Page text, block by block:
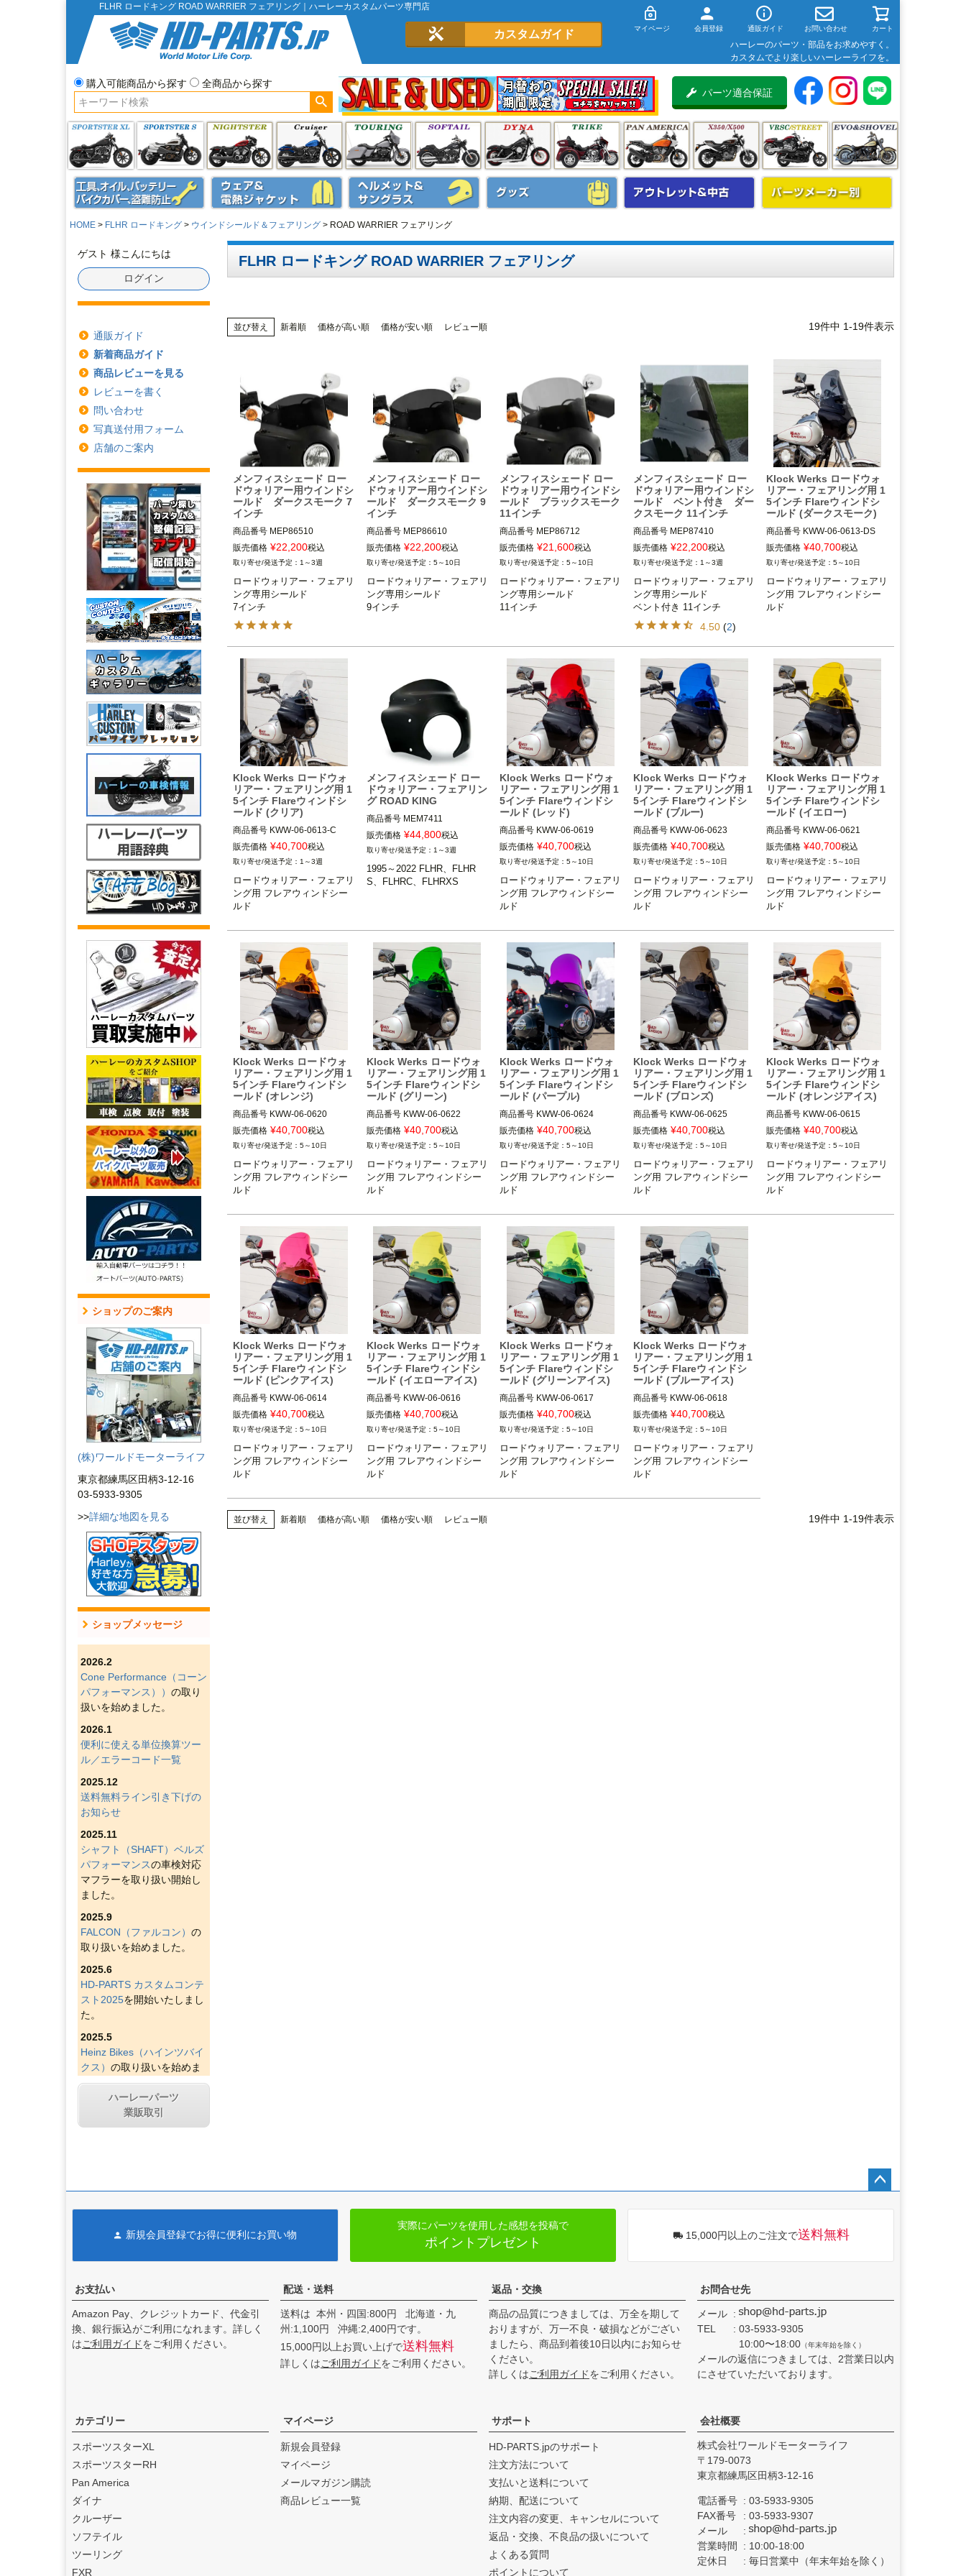
FLHR ロードキング ROAD WARRIER フェアリング｜ハーレーカスタムパーツ専門店
カスタムガイド マイページ 会員登録 通販ガイド お問い合わせ カート
ハーレーのパーツ・部品をお求めやすく。
カスタムでより楽しいハーレーライフを。
購入可能商品から探す
全商品から探す
パーツ適合保証
HOME FLHR ロードキング ウインドシールド＆フェアリング ROAD WARRIER フェアリング
ゲスト 様こんにちは
ログイン
通販ガイド
新着商品ガイド
商品レビューを見る
レビューを書く
問い合わせ
写真送付用フォーム
店舗のご案内
ショップのご案内
(株)ワールドモーターライフ
東京都練馬区田柄3-12-16
03-5933-9305
>>詳細な地図を見る
ショップメッセージ
2026.2
Cone Performance（コーン
パフォーマンス）） の取り
扱いを始めました。
2026.1
便利に使える単位換算ツー
ル／エラーコード一覧
2025.12
送料無料ライン引き下げの
お知らせ
2025.11
シャフト（SHAFT）ベルズ
パフォーマンスの車検対応
マフラーを取り扱い開始し
ました。
2025.9
FALCON（ファルコン） の
取り扱いを始めました。
2025.6
HD-PARTS カスタムコンテ
スト2025を開始いたしまし
た。
2025.5
Heinz Bikes（ハインツバイ
クス） の取り扱いを始めま
した。
2025.4
Figurati Designs（フィグラ
D&D エキゾースト（ディー
た。
feture ヘルメット（フュー
チャーヘルメット）の取り
扱いを始めました。
ました。
2024.12
s（ブローパフォーマンスエ
キゾースト）
始めました。
2024.11
By City（バイ シティ）
本総代理店となりました。
ハーレーパーツ
業販取引
FLHR ロードキング ROAD WARRIER フェアリング
並び替え 新着順 価格が高い順 価格が安い順 レビュー順 19件中 1-19件表示
メンフィスシェード ロー
ドウォリアー用ウインドシ
ールド ダークスモーク 7
インチ
商品番号 MEP86510
メーカー型番：MEP86510,B型
番：ME1187,D型番：2350-04
43
ロードウォリアー・フェアリン
グ用
ェード)
販売価格 ¥22,200税込
1～3週
ロードウォリアー・フェアリ
ング専用シールド
7インチ
メンフィスシェード ロー
ドウォリアー用ウインドシ
ールド ダークスモーク 9
インチ
商品番号 MEP86610
メーカー型番：MEP86610,B型
番：ME1188,D型番：2350-04
44
ロードウォリアー・フェアリン
グ用
ェード)
販売価格 ¥22,200税込
5～10日
ロードウォリアー・フェアリ
ング専用シールド
9インチ
メンフィスシェード ロー
ドウォリアー用ウインドシ
ールド ブラックスモーク
11インチ
商品番号 MEP86712
メーカー型番：MEP86712,B型
番：ME1191,D型番：2350-04
46
ロードウォリアー・フェアリン
グ装着車
ェード)
販売価格 ¥21,600税込
5～10日
ロードウォリアー・フェアリ
ング専用シールド
11インチ
メンフィスシェード ロー
ドウォリアー用ウインドシ
ールド ベント付き ダー
クスモーク 11インチ
商品番号 MEP87410
メーカー型番：MEP87410,B型
番：ME1201,D型番：2350-04
61
ロードウォリアー・フェアリン
グ装着車
Memphis Shade(メンフィスシ
ェード)
販売価格 ¥22,200税込
1～3週
ロードウォリアー・フェアリ
ング専用シールド
ベント付き 11インチ
4.50(2)
Klock Werks ロードウォ
リアー・フェアリング用 1
5インチ Flareウィンドシ
ールド (ダークスモーク)
商品番号 KWW-06-0613-DS
3OT：2310-1012
販売価格 ¥40,700税込
5～10日
ロードウォリアー・フェアリ
ング用 フレアウィンドシー
ルド
Klock Werks ロードウォ
リアー・フェアリング用 1
5インチ Flareウィンドシ
ールド (クリア)
商品番号 KWW-06-0613-C
3OT：2310-1011
販売価格 ¥40,700税込
1～3週
ロードウォリアー・フェアリ
ング用 フレアウィンドシー
ルド
メンフィスシェード ロー
ドウォリアー・フェアリン
グ ROAD KING
商品番号 MEM7411
3OT：2320-0237
1995～2022 FLHR、FLHRS、
FLHRC、FLHRXS
販売価格 ¥44,800税込
1～3週
1995～2022 FLHR、FLHR
Klock Werks ロードウォ
リアー・フェアリング用 1
5インチ Flareウィンドシ
ールド (レッド)
商品番号 KWW-06-0619
3OT：2310-1018
販売価格 ¥40,700税込
5～10日
ロードウォリアー・フェアリ
ング用 フレアウィンドシー
ルド
Klock Werks ロードウォ
リアー・フェアリング用 1
5インチ Flareウィンドシ
ールド (ブルー)
商品番号 KWW-06-0623
3OT：2310-1022
販売価格 ¥40,700税込
5～10日
ロードウォリアー・フェアリ
ング用 フレアウィンドシー
ルド
Klock Werks ロードウォ
リアー・フェアリング用 1
5インチ Flareウィンドシ
ールド (イエロー)
商品番号 KWW-06-0621
3OT：2310-1020
販売価格 ¥40,700税込
5～10日
ロードウォリアー・フェアリ
ング用 フレアウィンドシー
ルド
Klock Werks ロードウォ
リアー・フェアリング用 1
5インチ Flareウィンドシ
ールド (オレンジ)
商品番号 KWW-06-0620
3OT：2310-1019
販売価格 ¥40,700税込
5～10日
ロードウォリアー・フェアリ
ング用 フレアウィンドシー
ルド
Klock Werks ロードウォ
リアー・フェアリング用 1
5インチ Flareウィンドシ
ールド (グリーン)
商品番号 KWW-06-0622
3OT：2310-1021
販売価格 ¥40,700税込
5～10日
ロードウォリアー・フェアリ
ング用 フレアウィンドシー
ルド
Klock Werks ロードウォ
リアー・フェアリング用 1
5インチ Flareウィンドシ
ールド (パープル)
商品番号 KWW-06-0624
3OT：2310-1023
販売価格 ¥40,700税込
5～10日
ロードウォリアー・フェアリ
ング用 フレアウィンドシー
ルド
Klock Werks ロードウォ
リアー・フェアリング用 1
5インチ Flareウィンドシ
ールド (ブロンズ)
商品番号 KWW-06-0625
3OT：2310-1024
販売価格 ¥40,700税込
5～10日
ロードウォリアー・フェアリ
ング用 フレアウィンドシー
ルド
Klock Werks ロードウォ
リアー・フェアリング用 1
5インチ Flareウィンドシ
ールド (オレンジアイス)
商品番号 KWW-06-0615
3OT：2310-1014
販売価格 ¥40,700税込
5～10日
ロードウォリアー・フェアリ
ング用 フレアウィンドシー
ルド
Klock Werks ロードウォ
リアー・フェアリング用 1
5インチ Flareウィンドシ
ールド (ピンクアイス)
商品番号 KWW-06-0614
3OT：2310-1013
販売価格 ¥40,700税込
5～10日
ロードウォリアー・フェアリ
ング用 フレアウィンドシー
ルド
Klock Werks ロードウォ
リアー・フェアリング用 1
5インチ Flareウィンドシ
ールド (イエローアイス)
商品番号 KWW-06-0616
3OT：2310-1015
販売価格 ¥40,700税込
5～10日
ロードウォリアー・フェアリ
ング用 フレアウィンドシー
ルド
Klock Werks ロードウォ
リアー・フェアリング用 1
5インチ Flareウィンドシ
ールド (グリーンアイス)
商品番号 KWW-06-0617
3OT：2310-1016
販売価格 ¥40,700税込
5～10日
ロードウォリアー・フェアリ
ング用 フレアウィンドシー
ルド
Klock Werks ロードウォ
リアー・フェアリング用 1
5インチ Flareウィンドシ
ールド (ブルーアイス)
商品番号 KWW-06-0618
3OT：2310-1017
販売価格 ¥40,700税込
5～10日
ロードウォリアー・フェアリ
ング用 フレアウィンドシー
ルド
並び替え 新着順 価格が高い順 価格が安い順 レビュー順 19件中 1-19件表示
新規会員登録でお得に便利にお買い物
実際にパーツを使用した感想を投稿で
ポイントプレゼント 15,000円以上のご注文で送料無料
お支払い
Amazon Pay、クレジットカード、代金引
換、銀行振込がご利用になれます。詳しく
はご利用ガイドをご利用ください。
配送・送料
送料は 本州・四国:800円 北海道・九
州:1,100円 沖縄:2,400円です。
15,000円以上お買い上げで送料無料
詳しくはご利用ガイドをご利用ください。
返品・交換
商品の品質につきましては、万全を期して
おりますが、万一不良・破損などがござい
ましたら、商品到着後10日以内にお知らせ
ください。
詳しくはご利用ガイドをご利用ください。
お問合せ先
メール
TEL
03-5933-9305
10:00〜18:00 （年末年始を除く）
メールの返信につきましては、2営業日以内
にさせていただいております。
カテゴリー
スポーツスターXL
スポーツスターRH
Pan America
ダイナ
クルーザー
ソフテイル
ツーリング
FXR
マイページ
新規会員登録
マイページ
メールマガジン購読
商品レビュー一覧
サポート
HD-PARTS.jpのサポート
注文方法について
支払いと送料について
納期、配送について
注文内容の変更、キャンセルについて
返品・交換、不良品の扱いについて
よくある質問
ポイントについて
会社概要
株式会社ワールドモーターライフ
179-0073
東京都練馬区田柄3-12-16
電話番号
03-5933-9305
FAX番号
03-5933-9307
メール
営業時間
10:00-18:00
定休日
毎日営業中（年末年始を除く）